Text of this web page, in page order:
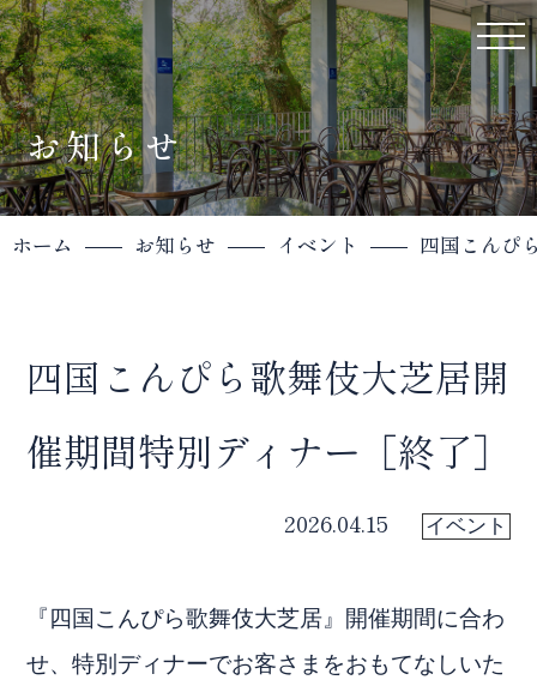
お知らせ
神椿カフェ
カフェについて
神椿について
メニュー
ホーム お知らせ イベント 四国こんぴ
四国こんぴら歌舞伎大芝居開
催期間特別ディナー［終了］
2026.04.15 イベント
『四国こんぴら歌舞伎大芝居』開催期間に合わ
せ、特別ディナーでお客さまをおもてなしいた